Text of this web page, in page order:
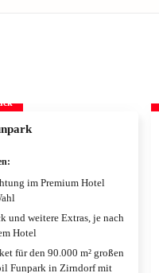
:
im Premium Hotel
und weitere Extras, je nach
Hotel
für den 90.000 m² großen
Funpark in Zirndorf mit